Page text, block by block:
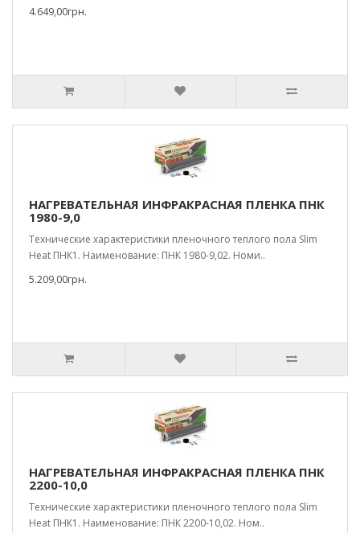
4.649,00грн.
НАГРЕВАТЕЛЬНАЯ ИНФРАКРАСНАЯ ПЛЕНКА ПНК
1980-9,0
Технические характеристики пленочного теплого пола Slim
Heat ПНК1. Наименование: ПНК 1980-9,02. Номи..
5.209,00грн.
НАГРЕВАТЕЛЬНАЯ ИНФРАКРАСНАЯ ПЛЕНКА ПНК
2200-10,0
Технические характеристики пленочного теплого пола Slim
Heat ПНК1. Наименование: ПНК 2200-10,02. Ном..